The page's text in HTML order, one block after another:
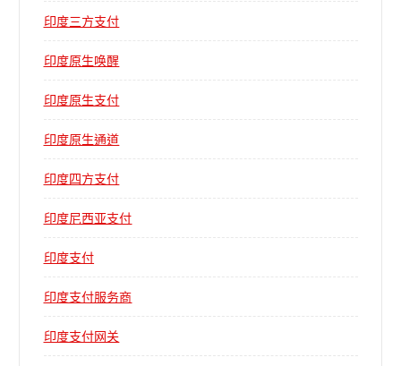
印度三方支付
印度原生唤醒
印度原生支付
印度原生通道
印度四方支付
印度尼西亚支付
印度支付
印度支付服务商
印度支付网关